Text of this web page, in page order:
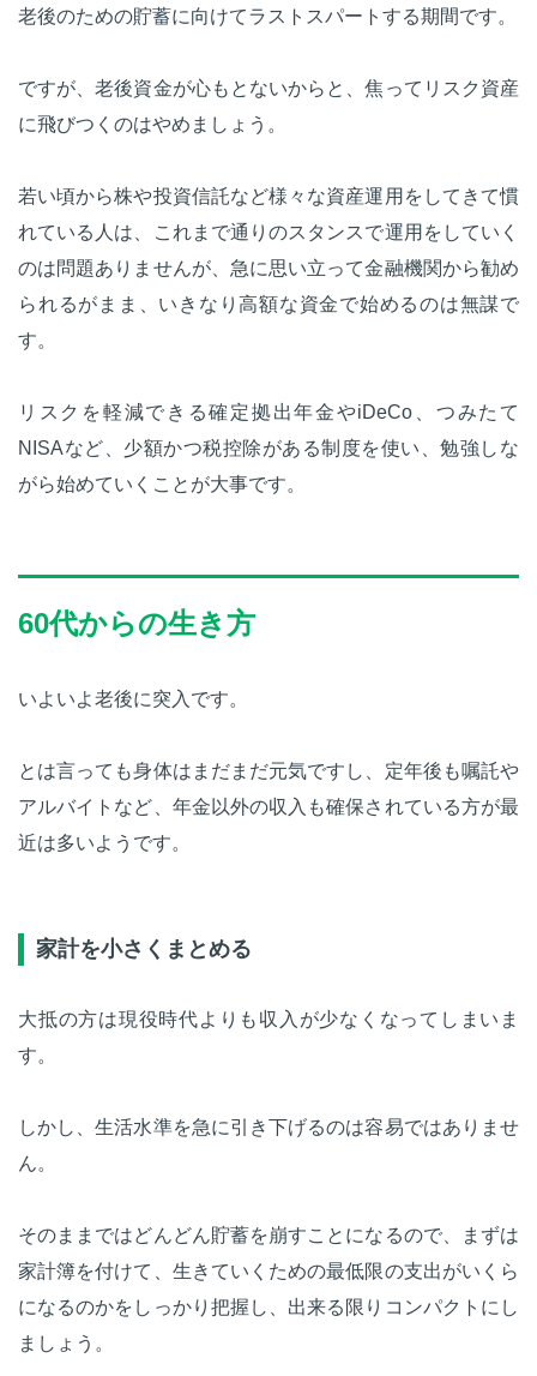
老後のための貯蓄に向けてラストスパートする期間です。
ですが、老後資金が心もとないからと、焦ってリスク資産
に飛びつくのはやめましょう。
若い頃から株や投資信託など様々な資産運用をしてきて慣
れている人は、これまで通りのスタンスで運用をしていく
のは問題ありませんが、急に思い立って金融機関から勧め
られるがまま、いきなり高額な資金で始めるのは無謀で
す。
リスクを軽減できる確定拠出年金やiDeCo、つみたて
NISAなど、少額かつ税控除がある制度を使い、勉強しな
がら始めていくことが大事です。
60代からの生き方
いよいよ老後に突入です。
とは言っても身体はまだまだ元気ですし、定年後も嘱託や
アルバイトなど、年金以外の収入も確保されている方が最
近は多いようです。
家計を小さくまとめる
大抵の方は現役時代よりも収入が少なくなってしまいま
す。
しかし、生活水準を急に引き下げるのは容易ではありませ
ん。
そのままではどんどん貯蓄を崩すことになるので、まずは
家計簿を付けて、生きていくための最低限の支出がいくら
になるのかをしっかり把握し、出来る限りコンパクトにし
ましょう。